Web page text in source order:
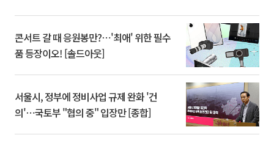
콘서트 갈 때 응원봉만?⋯'최애' 위한 필수
품 등장이오! [솔드아웃]
서울시, 정부에 정비사업 규제 완화 '건
의'⋯국토부 "협의 중" 입장만 [종합]